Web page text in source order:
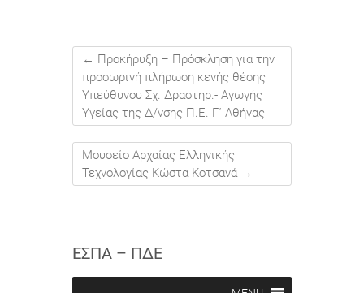
← Προκήρυξη – Πρόσκληση για την
προσωρινή πλήρωση κενής θέσης
Υπεύθυνου Σχ. Δραστηρ.- Αγωγής
Υγείας της Δ/νσης Π.Ε. Γ΄ Αθήνας
Μουσείο Αρχαίας Ελληνικής
Τεχνολογίας Κώστα Κοτσανά →
ΕΣΠΑ – ΠΔΕ